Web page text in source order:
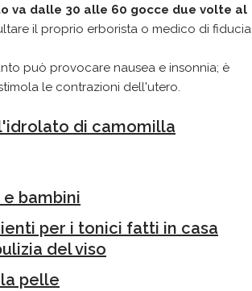
va dalle 30 alle 60 gocce due volte al
il proprio erborista o medico di fiducia
può provocare nausea e insonnia; è
le contrazioni dell'utero.
di camomilla
bambini
per i tonici fatti in casa
del viso
pelle